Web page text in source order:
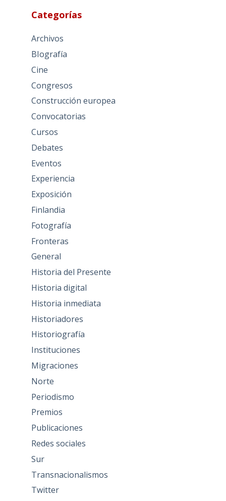
Categorías
Archivos
BIografía
Cine
Congresos
Construcción europea
Convocatorias
Cursos
Debates
Eventos
Experiencia
Exposición
Finlandia
Fotografía
Fronteras
General
Historia del Presente
Historia digital
Historia inmediata
Historiadores
Historiografía
Instituciones
Migraciones
Norte
Periodismo
Premios
Publicaciones
Redes sociales
Sur
Transnacionalismos
Twitter